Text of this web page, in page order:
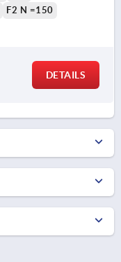
F2 N =150
DETAILS